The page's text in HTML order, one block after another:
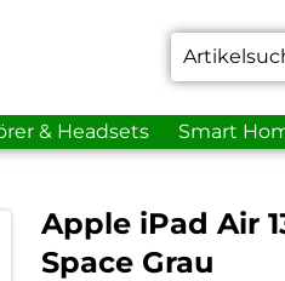
& Headsets Smart
Apple iPad Air
Space Grau